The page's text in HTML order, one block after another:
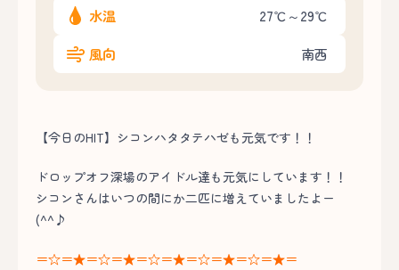
水温 27℃～29℃
風向 南西
【今日のHIT】シコンハタタテハゼも元気です！！
ドロップオフ深場のアイドル達も元気にしています！！
シコンさんはいつの間にか二匹に増えていましたよー
(^^♪
＝☆＝★＝☆＝★＝☆＝★＝☆＝★＝☆＝★＝